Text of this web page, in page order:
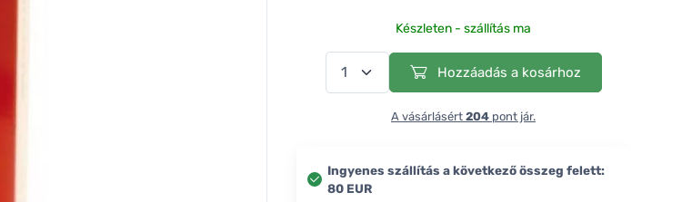
Készleten - szállítás ma
Hozzáadás a kosárhoz
A vásárlásért 204 pont jár.
Ingyenes szállítás a következő összeg felett:
80 EUR